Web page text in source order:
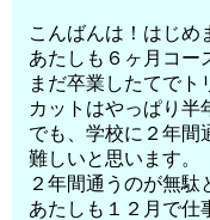
こんばんは！はじめ
あたしも６ヶ月コー
まだ卒業したてでト
カットはやっぱり半
でも、学校に２年間
難しいと思います。
２年間通うのが無駄
あたしも１２月で仕